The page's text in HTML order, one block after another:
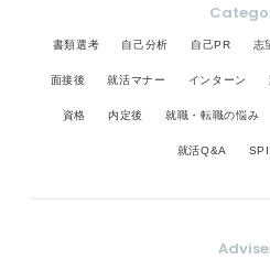
書類選考 自己分析 自己PR 志
面接後 就活マナー インターン
資格 内定後 就職・転職の悩み
就活Q&A SPI